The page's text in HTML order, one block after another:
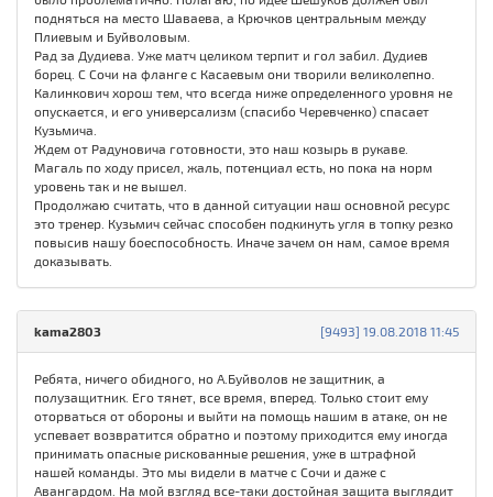
подняться на место Шаваева, а Крючков центральным между
Плиевым и Буйволовым.
Рад за Дудиева. Уже матч целиком терпит и гол забил. Дудиев
борец. С Сочи на фланге с Касаевым они творили великолепно.
Калинкович хорош тем, что всегда ниже определенного уровня не
опускается, и его универсализм (спасибо Черевченко) спасает
Кузьмича.
Ждем от Радуновича готовности, это наш козырь в рукаве.
Магаль по ходу присел, жаль, потенциал есть, но пока на норм
уровень так и не вышел.
Продолжаю считать, что в данной ситуации наш основной ресурс
это тренер. Кузьмич сейчас способен подкинуть угля в топку резко
повысив нашу боеспособность. Иначе зачем он нам, самое время
доказывать.
[9493] 19.08.2018 11:45
kama2803
Ребята, ничего обидного, но А.Буйволов не защитник, а
полузащитник. Его тянет, все время, вперед. Только стоит ему
оторваться от обороны и выйти на помощь нашим в атаке, он не
успевает возвратится обратно и поэтому приходится ему иногда
принимать опасные рискованные решения, уже в штрафной
нашей команды. Это мы видели в матче с Сочи и даже с
Авангардом. На мой взгляд все-таки достойная защита выглядит